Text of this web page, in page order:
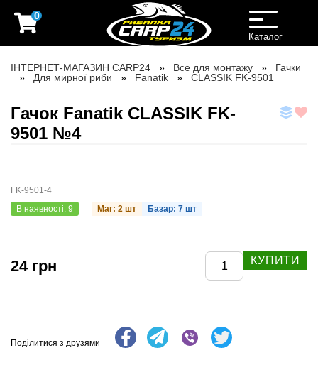
0
Toggle
navigation
Каталог
ІНТЕРНЕТ-МАГАЗИН CARP24 Все для монтажу
Гачки
Для мирної риби
Fanatik CLASSIK FK-9501
Гачок Fanatik CLASSIK FK-
9501 №4
FK-9501-4
В наявності: 9
Маг: 2 шт Базар: 7 шт
24 грн КУПИТИ
Поділитися з друзями